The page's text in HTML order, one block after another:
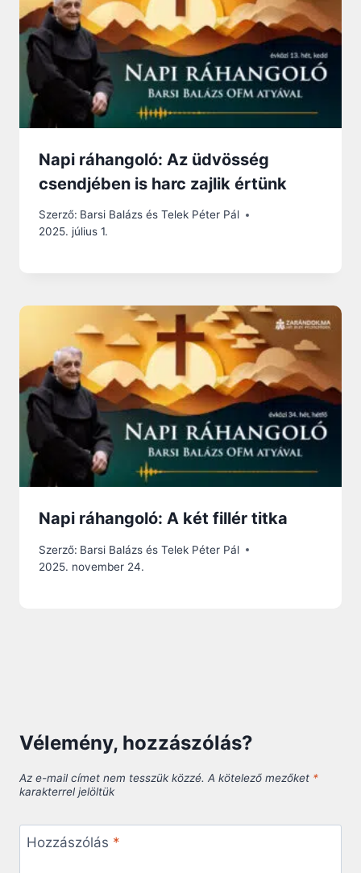
Napi ráhangoló: Az üdvösség
csendjében is harc zajlik értünk
Szerző: Barsi Balázs és Telek Péter Pál
2025. július 1.
Napi ráhangoló: A két fillér titka
Szerző: Barsi Balázs és Telek Péter Pál
2025. november 24.
Vélemény, hozzászólás?
Az e-mail címet nem tesszük közzé. A kötelező mezőket *
karakterrel jelöltük
Hozzászólás *